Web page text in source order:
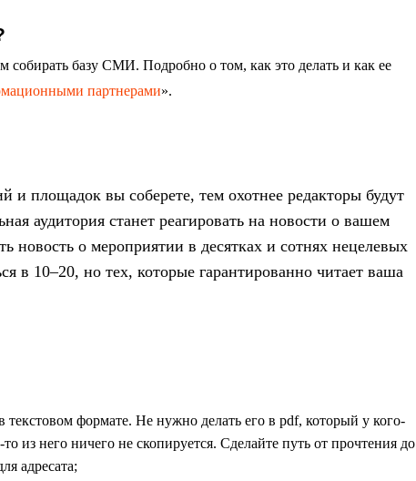
собирать базу СМИ. Подробно о том, как это делать и как ее
партнерами».
и площадок вы соберете, тем охотнее редакторы будут
аудитория станет реагировать на новости о вашем
новость о мероприятии в десятках и сотнях нецелевых
в 10–20, но тех, которые гарантированно читает ваша
формате. Не нужно делать его в pdf, который у кого-
то из него ничего не скопируется. Сделайте путь от прочтения до
адресата;